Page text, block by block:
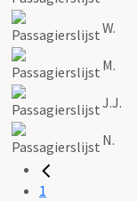
W.
M.
J.J.
N.
1